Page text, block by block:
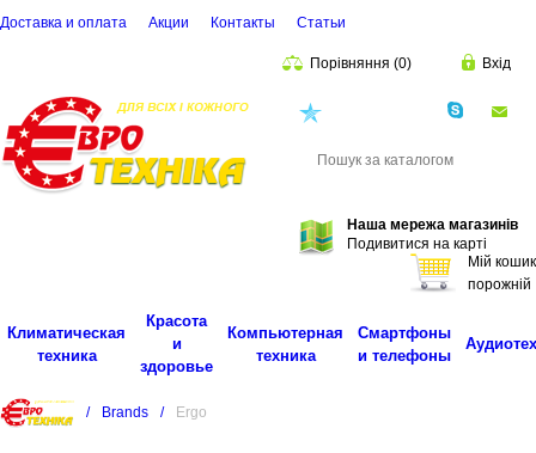
Доставка и оплата Акции Контакты Cтатьи
Порівняння (0) Вхід
Наша мережа магазинів
Подивитися на карті
Мій кошик
порожній
Климатическая
техника
Красота
и
здоровье
Компьютерная
техника
Смартфоны
и телефоны
/ Brands / Ergo